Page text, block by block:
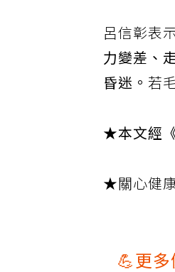
呂信彰表示
力變差、
昏迷。 若
★本文經
★關心健